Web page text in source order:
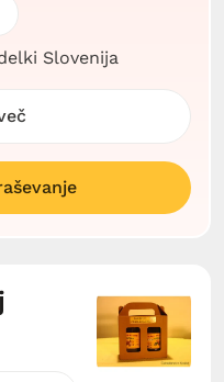
Slovenija